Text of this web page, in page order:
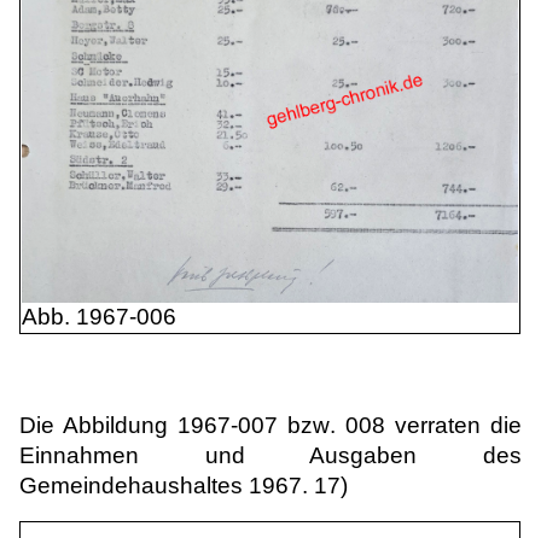
Abb. 1967-006
Die Abbildung 1967-007 bzw. 008 verraten die
Einnahmen und Ausgaben des
Gemeindehaushaltes 1967. 17)